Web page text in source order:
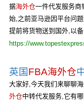
据海外仓一件代发服务商
始,之前亚马逊因平台问
提前将货物送到国外,以
https://
英国FBA海外仓
大家好,今天我们来聊聊
外仓中转代发服务,它有